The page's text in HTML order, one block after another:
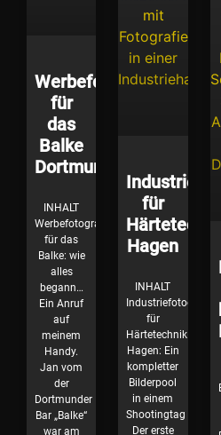
Werbefotografie
für
das
Balke
Dortmund
INHALT
Werbefotografie
für das
Balke: wie
alles
begann…
Ein Anruf
auf
meinem
Handy.
Jan vom
der
Dortmunder
Bar „Balke“
war am
für
Härtetechnik
Hagen
INHALT
Industriefotografie
für
Härtetechnik
Hagen: Ein
kompletter
Bilderpool
in einem
Shootingtag
Der erste